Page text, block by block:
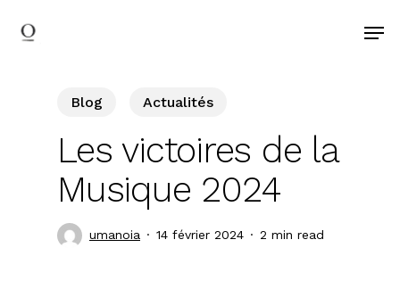
Blog Actualités
Les victoires de la
Musique 2024
umanoia 14 février 2024 2 min read